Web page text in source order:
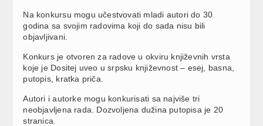
Na konkursu mogu učestvovati mladi autori do 30
godina sa svojim radovima koji do sada nisu bili
objavljivani.
Konkurs je otvoren za radove u okviru književnih vrsta
koje je Dositej uveo u srpsku književnost – esej, basna,
putopis, kratka priča.
Autori i autorke mogu konkurisati sa najviše tri
neobjavljena rada. Dozvoljena dužina putopisa je 20
stranica.